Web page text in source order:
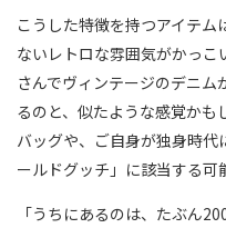
こうした特徴を持つアイテ
ないレトロな雰囲気がかっ
さんでヴィンテージのデニ
るのと、似たような感覚か
バッグや、ご自身が独身時
ールドグッチ」に該当する可
「うちにあるのは、たぶん